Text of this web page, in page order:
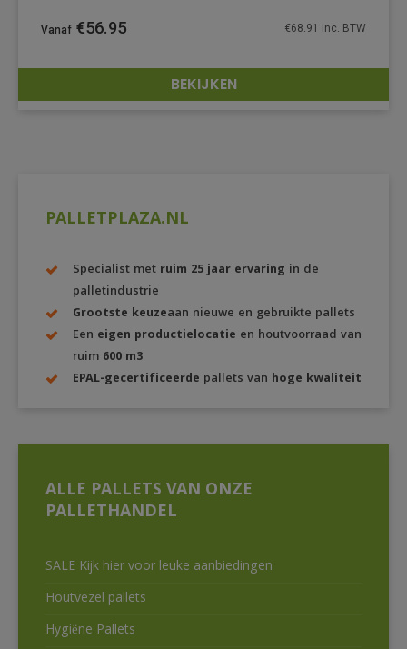
PALLETPLAZA.NL
Specialist met ruim 25 jaar ervaring in de
palletindustrie
Grootste keuzeaan nieuwe en gebruikte pallets
Een eigen productielocatie en houtvoorraad van
ruim 600 m3
EPAL-gecertificeerde pallets van hoge kwaliteit
ALLE PALLETS VAN ONZE
PALLETHANDEL
SALE Kijk hier voor leuke aanbiedingen
Houtvezel pallets
Hygiëne Pallets
DETAILS
€56.95 €68.91 inc. BTW
BEKIJKEN